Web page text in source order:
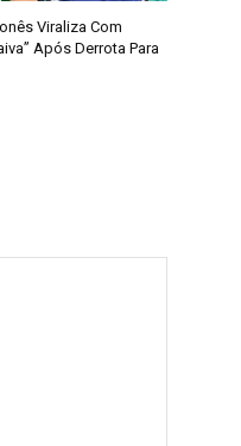
Viraliza Com
Após Derrota Para